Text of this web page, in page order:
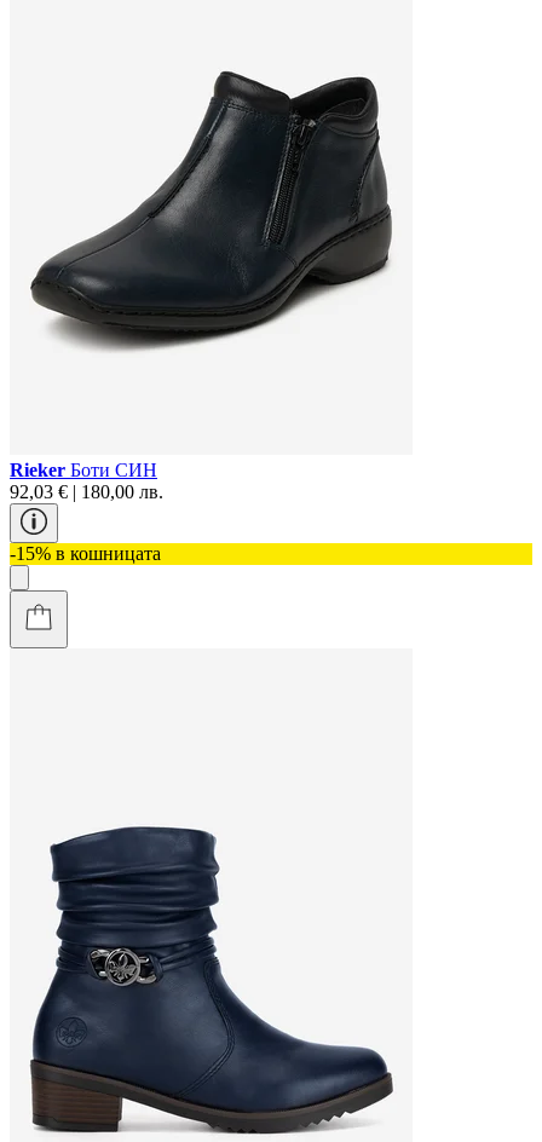
Rieker Боти СИН
92,03 € | 180,00 лв.
-15% в кошницата